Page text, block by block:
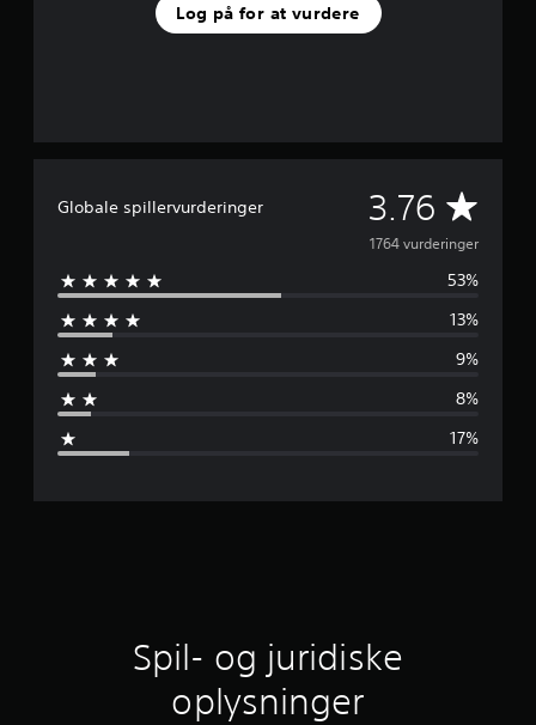
Log på for at vurdere
Globale spillervurderinger 3.76 G
e
n
n
m
n
1764 vurderinger
53%
13%
9%
8%
17%
Spil- og juridiske
oplysninger